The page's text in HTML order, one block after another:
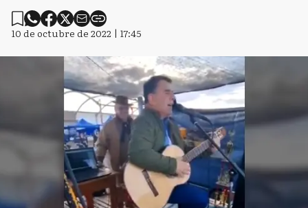
10 de octubre de 2022 | 17:45